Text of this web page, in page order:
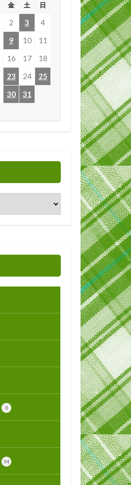
金 土 日
2 3
4
9 10
11
16 17
18
23 24
25
30
31
8
94